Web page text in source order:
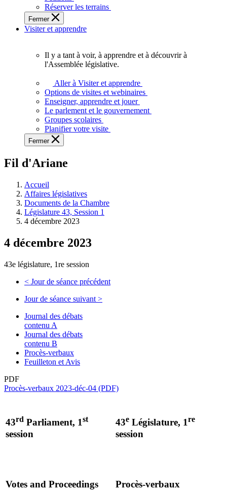
l'Assemblée
a
besoin
de
Réserver les terrains
Fermer
Visiter et apprendre
voir,
apprendre
et
à
à
législative.
Il y a tant à voir, à apprendre et à découvrir à
l'Assemblée législative.
Aller à Visiter et apprendre
Options de visites et webinaires
Enseigner, apprendre et jouer
Le parlement et le gouvernement
Groupes scolaires
Planifier votre visite
Fermer
Fil d'Ariane
Accueil
Affaires législatives
Documents de la Chambre
Législature 43, Session 1
4 décembre 2023
4 décembre 2023
43e législature, 1re session
< Jour de séance précédent
Jour de séance suivant >
Journal des débats
contenu A
Journal des débats
contenu B
Procès-verbaux
Feuilleton et Avis
PDF
Procès-verbaux 2023-déc-04 (PDF)
43rd Parliament, 1st
session
43e Législature, 1re
session
Votes and Proceedings Procès-verbaux